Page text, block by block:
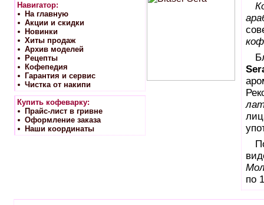
Навигатор:
На главную
Акции и скидки
Новинки
Хиты продаж
Архив моделей
Рецепты
Кофепедия
Гарантия и сервис
Чистка от накипи
Купить кофеварку:
Прайс-лист в гривне
Оформление заказа
Наши координаты
по